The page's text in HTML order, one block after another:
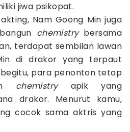
jiwa psikopat.
Nam Goong Min juga
chemistrybersama
terdapat sembilan lawan
di drakor yang terpaut
para penonton tetap
chemistryapik yang
drakor. Menurut kamu,
cocok sama aktris yang